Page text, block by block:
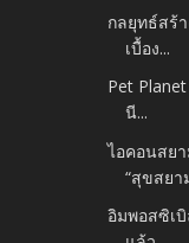
กลยุทธ์สร้
เบื้อง...
Pet
นี...
ไอคอนสย
“สุขสยา
อิมพอสซิเ